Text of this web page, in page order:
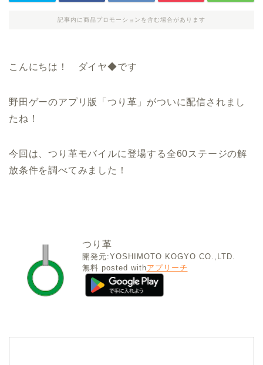
記事内に商品プロモーションを含む場合があります
こんにちは！ ダイヤ◆です
野田ゲーのアプリ版「つり革」がついに配信されまし
たね！
今回は、つり革モバイルに登場する全60ステージの解
放条件を調べてみました！
つり革
開発元:YOSHIMOTO KOGYO CO.,LTD.
無料 posted withアプリーチ